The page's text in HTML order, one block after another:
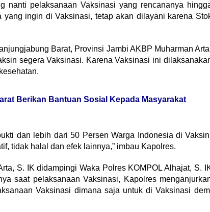
nanti pelaksanaan Vaksinasi yang rencananya
ingin di Vaksinasi, tetap akan dilayani karena
Barat, Provinsi Jambi AKBP Muharman
segera Vaksinasi. Karena Vaksinasi ini
Berikan Bantuan Sosial Kepada Masyarakat
dan lebih dari 50 Persen Warga Indonesia di
tidak halal dan efek lainnya,” imbau Kapolres.
S. IK didampingi Waka Polres KOMPOL Alhajat, S.
saat pelaksanaan Vaksinasi, Kapolres
Vaksinasi dimana saja untuk di Vaksinasi